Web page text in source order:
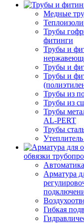
Медные
Трубы
фитинги
Трубы и
Трубы и
Трубы и
Трубы из
Трубы из
Трубы
AL-PERT
Трубы
обвязки
Арматура
Гибкая